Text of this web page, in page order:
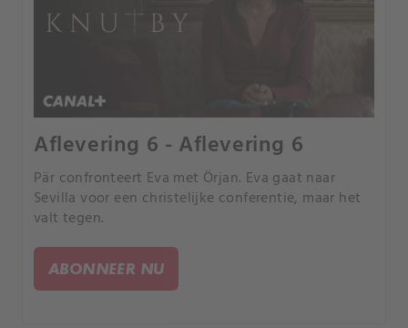
Aflevering 6 - Aflevering 6
Pär confronteert Eva met Örjan. Eva gaat naar
Sevilla voor een christelijke conferentie, maar het
valt tegen.
ABONNEER NU